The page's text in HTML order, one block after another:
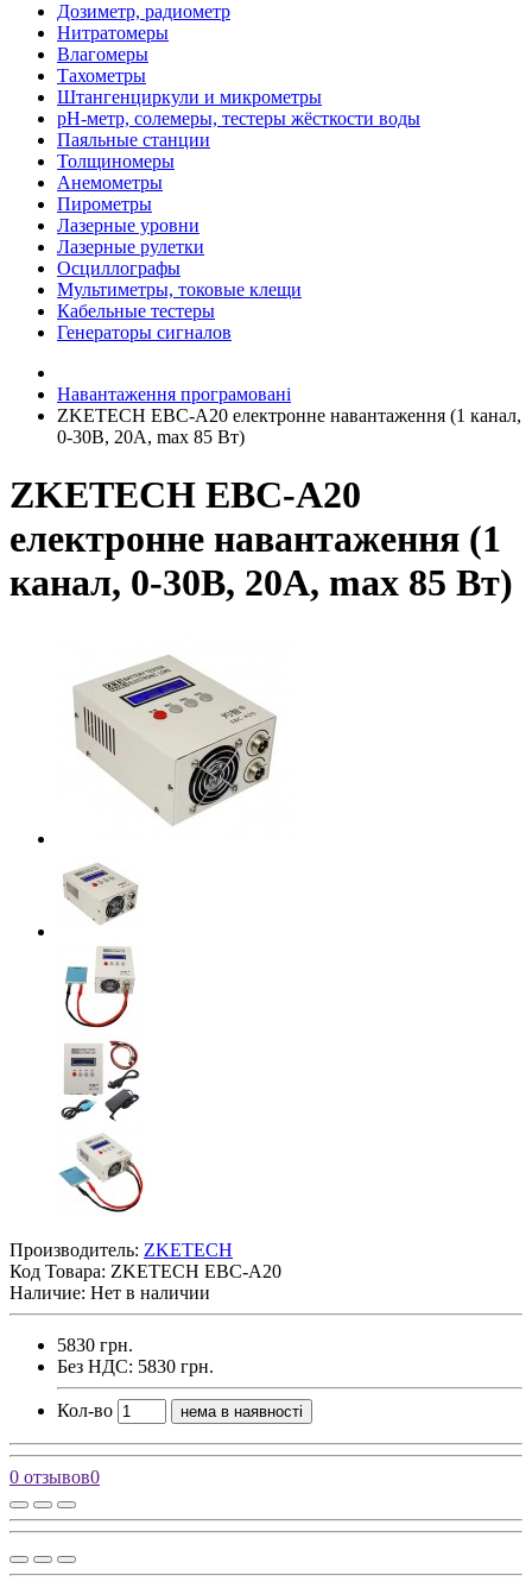
Дозиметр, радиометр
Нитратомеры
Влагомеры
Тахометры
Штангенциркули и микрометры
pH-метр, солемеры, тестеры жёсткости воды
Паяльные станции
Толщиномеры
Анемометры
Пирометры
Лазерные уровни
Лазерные рулетки
Осциллографы
Мультиметры, токовые клещи
Кабельные тестеры
Генераторы сигналов
Навантаження програмовані
ZKETECH EBC-A20 електронне навантаження (1 канал,
0-30В, 20А, max 85 Вт)
ZKETECH EBC-A20
електронне навантаження (1
канал, 0-30В, 20А, max 85 Вт)
Производитель: ZKETECH
Код Товара: ZKETECH EBC-A20
Наличие: Нет в наличии
5830 грн.
Без НДС: 5830 грн.
Кол-во нема в наявності
0 отзывов0